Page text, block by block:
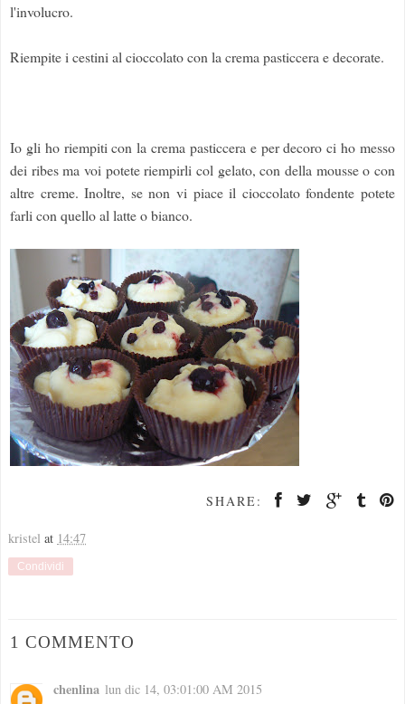
l'involucro.
Riempite i cestini al cioccolato con la crema pasticcera e decorate.
Io gli ho riempiti con la crema pasticcera e per decoro ci ho messo
dei ribes ma voi potete riempirli col gelato, con della mousse o con
altre creme. Inoltre, se non vi piace il cioccolato fondente potete
farli con quello al latte o bianco.
SHARE:
kristel at 14:47
Condividi
1 COMMENTO
chenlina lun dic 14, 03:01:00 AM 2015